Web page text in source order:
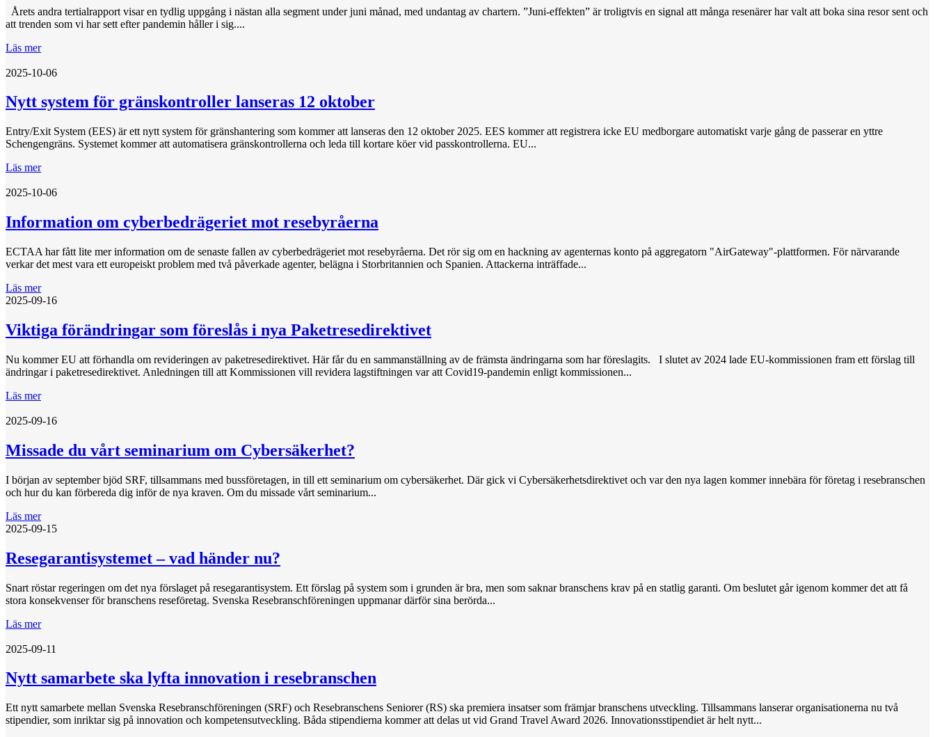
Årets andra tertialrapport visar en tydlig uppgång i nästan alla segment under juni månad, med undantag av chartern. ”Juni-effekten” är troligtvis en signal att många resenärer har valt att boka sina resor sent och
att trenden som vi har sett efter pandemin håller i sig....
Läs mer
2025-10-06
Nytt system för gränskontroller lanseras 12 oktober
Entry/Exit System (EES) är ett nytt system för gränshantering som kommer att lanseras den 12 oktober 2025. EES kommer att registrera icke EU medborgare automatiskt varje gång de passerar en yttre
Schengengräns. Systemet kommer att automatisera gränskontrollerna och leda till kortare köer vid passkontrollerna. EU...
Läs mer
2025-10-06
Information om cyberbedrägeriet mot resebyråerna
ECTAA har fått lite mer information om de senaste fallen av cyberbedrägeriet mot resebyråerna. Det rör sig om en hackning av agenternas konto på aggregatorn "AirGateway"-plattformen. För närvarande
verkar det mest vara ett europeiskt problem med två påverkade agenter, belägna i Storbritannien och Spanien. Attackerna inträffade...
Läs mer
2025-09-16
Viktiga förändringar som föreslås i nya Paketresedirektivet
Nu kommer EU att förhandla om revideringen av paketresedirektivet. Här får du en sammanställning av de främsta ändringarna som har föreslagits. I slutet av 2024 lade EU-kommissionen fram ett förslag till
ändringar i paketresedirektivet. Anledningen till att Kommissionen vill revidera lagstiftningen var att Covid19-pandemin enligt kommissionen...
Läs mer
2025-09-16
Missade du vårt seminarium om Cybersäkerhet?
I början av september bjöd SRF, tillsammans med bussföretagen, in till ett seminarium om cybersäkerhet. Där gick vi Cybersäkerhetsdirektivet och var den nya lagen kommer innebära för företag i resebranschen
och hur du kan förbereda dig inför de nya kraven. Om du missade vårt seminarium...
Läs mer
2025-09-15
Resegarantisystemet – vad händer nu?
Snart röstar regeringen om det nya förslaget på resegarantisystem. Ett förslag på system som i grunden är bra, men som saknar branschens krav på en statlig garanti. Om beslutet går igenom kommer det att få
stora konsekvenser för branschens reseföretag. Svenska Resebranschföreningen uppmanar därför sina berörda...
Läs mer
2025-09-11
Nytt samarbete ska lyfta innovation i resebranschen
Ett nytt samarbete mellan Svenska Resebranschföreningen (SRF) och Resebranschens Seniorer (RS) ska premiera insatser som främjar branschens utveckling. Tillsammans lanserar organisationerna nu två
stipendier, som inriktar sig på innovation och kompetensutveckling. Båda stipendierna kommer att delas ut vid Grand Travel Award 2026. Innovationsstipendiet är helt nytt...